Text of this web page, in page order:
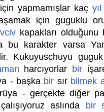
yapmamışlar kaç yıl
için guguklu
kapakları
bu karakter varsa
Kukuyuschuyu
harcıyorlar bir
- başka bir sır bilmek
- gerçekte diğer
aslında
bir